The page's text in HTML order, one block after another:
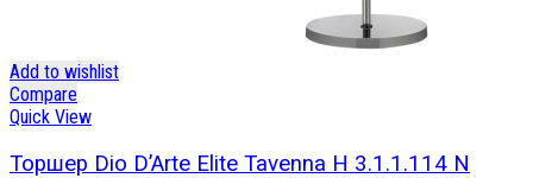
Add to wishlist
Compare
Quick View
Торшер Dio D’Arte Elite Tavenna H 3.1.1.114 N